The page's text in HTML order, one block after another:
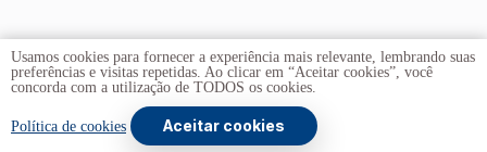
Copyright © 2026 - Universidade de Brasília
. Todos os
Usamos cookies para fornecer a experiência mais relevante, lembrando suas
preferências e visitas repetidas. Ao clicar em “Aceitar cookies”, você
concorda com a utilização de TODOS os cookies.
Política de cookies Aceitar cookies